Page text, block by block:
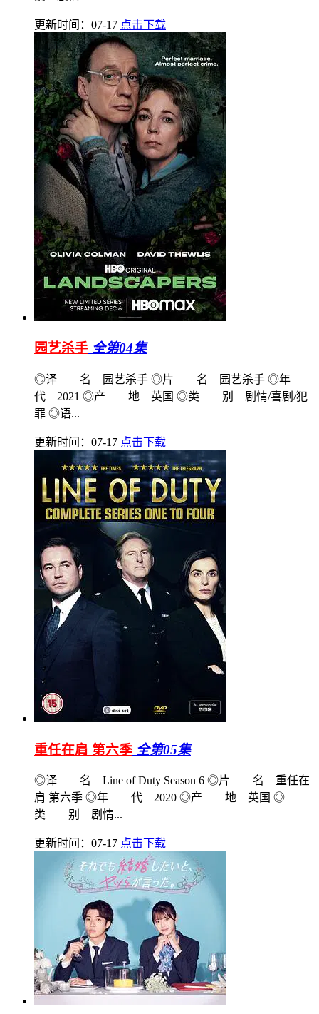
更新时间：07-17 点击下载
园艺杀手 全第04集
◎译 名 园艺杀手 ◎片 名 园艺杀手 ◎年
代 2021 ◎产 地 英国 ◎类 别 剧情/喜剧/犯
罪 ◎语...
更新时间：07-17 点击下载
重任在肩 第六季 全第05集
◎译 名 Line of Duty Season 6 ◎片 名 重任在
肩 第六季 ◎年 代 2020 ◎产 地 英国 ◎
类 别 剧情...
更新时间：07-17 点击下载